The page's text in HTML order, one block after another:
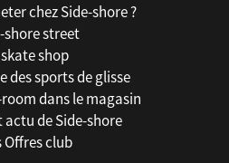
chez Side-shore ?
shore street
shop
des sports de glisse
dans le magasin
actu de Side-shore
Offres club